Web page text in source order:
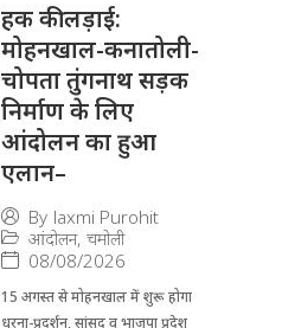
हक की लड़ाई:
मोहनखाल-कनातोली-
चोपता तुंगनाथ सड़क
निर्माण के लिए
आंदोलन का हुआ
एलान–
By laxmi Purohit
आंदोलन, चमोली
08/08/2026
15 अगस्त से मोहनखाल में शुरू होगा
धरना-प्रदर्शन, सांसद व भाजपा प्रदेश